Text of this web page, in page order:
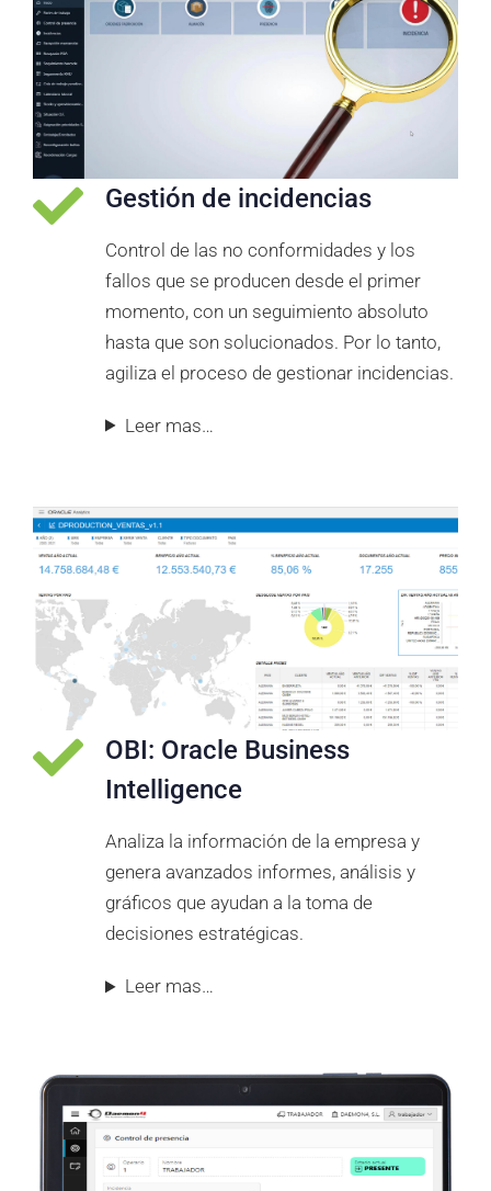
Gestión de incidencias
Control de las no conformidades y los
fallos que se producen desde el primer
momento, con un seguimiento absoluto
hasta que son solucionados. Por lo tanto,
agiliza el proceso de gestionar incidencias.
Leer mas…
OBI: Oracle Business
Intelligence
Analiza la información de la empresa y
genera avanzados informes, análisis y
gráficos que ayudan a la toma de
decisiones estratégicas.
Leer mas…